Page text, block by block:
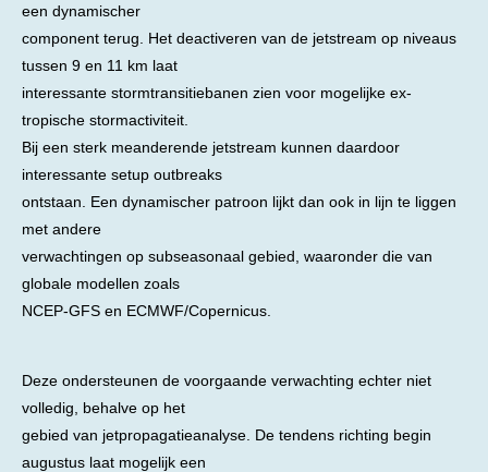
een dynamischer
component terug. Het deactiveren van de jetstream op niveaus
tussen 9 en 11 km laat
interessante stormtransitiebanen zien voor mogelijke ex-
tropische stormactiviteit.
Bij een sterk meanderende jetstream kunnen daardoor
interessante setup outbreaks
ontstaan. Een dynamischer patroon lijkt dan ook in lijn te liggen
met andere
verwachtingen op subseasonaal gebied, waaronder die van
globale modellen zoals
NCEP-GFS en ECMWF/Copernicus.
Deze ondersteunen de voorgaande verwachting echter niet
volledig, behalve op het
gebied van jetpropagatieanalyse. De tendens richting begin
augustus laat mogelijk een